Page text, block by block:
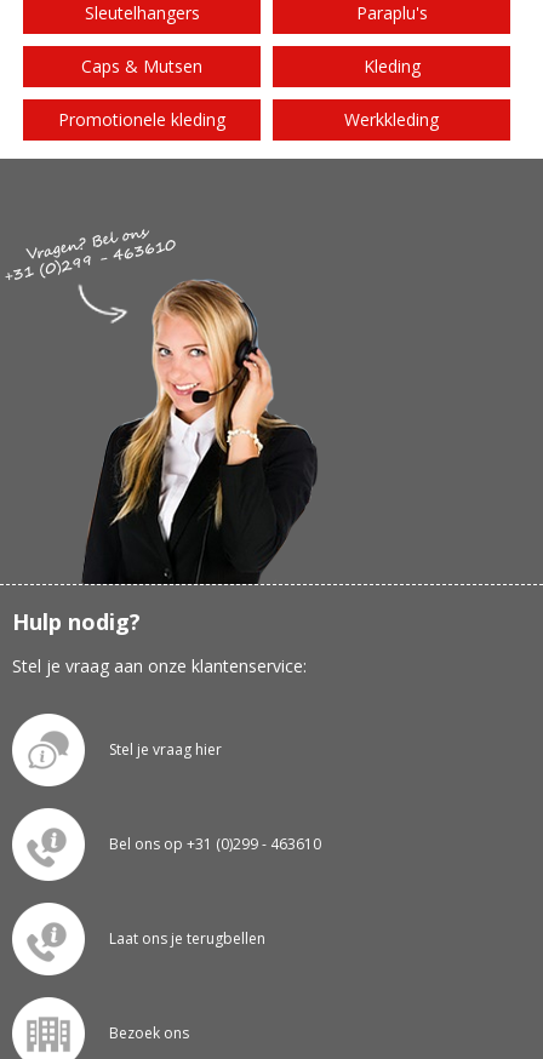
Sleutelhangers Paraplu's
Caps & Mutsen Kleding
Promotionele kleding Werkkleding
Hulp nodig?
Stel je vraag aan onze klantenservice:
Stel je vraag hier
Bel ons op +31 (0)299 - 463610
Laat ons je terugbellen
Bezoek ons